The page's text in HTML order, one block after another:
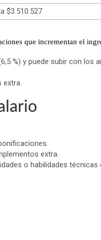
$3.510.527
que incrementan el
%) y puede subir con los
extra.
extra.
o habilidades técnicas